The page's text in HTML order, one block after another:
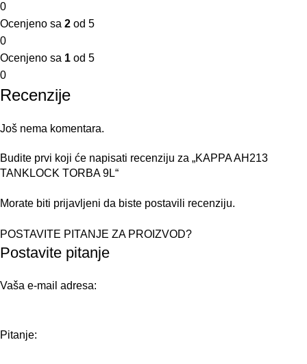
0
Ocenjeno sa 2 od 5
0
Ocenjeno sa 1 od 5
0
Recenzije
Još nema komentara.
Budite prvi koji će napisati recenziju za „KAPPA AH213
TANKLOCK TORBA 9L“
Morate biti prijavljeni da biste postavili recenziju.
POSTAVITE PITANJE ZA PROIZVOD?
Postavite pitanje
Vaša e-mail adresa:
Pitanje: